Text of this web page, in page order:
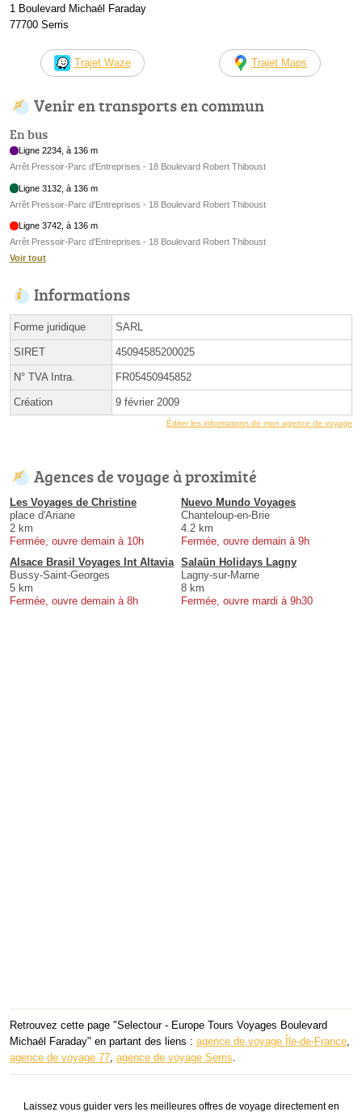
1 Boulevard Michaēl Faraday
77700 Serris
Trajet Waze Trajet Maps
Venir en transports en commun
En bus
Ligne 2234, à 136 m
Arrêt Pressoir-Parc d'Entreprises - 18 Boulevard Robert Thiboust
Ligne 3132, à 136 m
Arrêt Pressoir-Parc d'Entreprises - 18 Boulevard Robert Thiboust
Ligne 3742, à 136 m
Arrêt Pressoir-Parc d'Entreprises - 18 Boulevard Robert Thiboust
Voir tout
Informations
Forme juridique SARL
SIRET 45094585200025
N° TVA Intra. FR05450945852
Création 9 février 2009
Éditer les informations de mon agence de voyage
Agences de voyage à proximité
Les Voyages de Christine
place d'Ariane
2 km
Fermée, ouvre demain à 10h
Nuevo Mundo Voyages
Chanteloup-en-Brie
4.2 km
Fermée, ouvre demain à 9h
Alsace Brasil Voyages Int Altavia
Bussy-Saint-Georges
5 km
Fermée, ouvre demain à 8h
Salaün Holidays Lagny
Lagny-sur-Marne
8 km
Fermée, ouvre mardi à 9h30
Retrouvez cette page "Selectour - Europe Tours Voyages Boulevard
Michaēl Faraday" en partant des liens : agence de voyage Île-de-France,
agence de voyage 77, agence de voyage Serris.
Laissez vous guider vers les meilleures offres de voyage directement en